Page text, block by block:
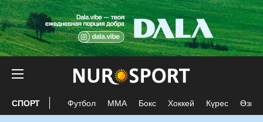
СПОРТ Футбол ММА Бокс Хоккей Күрес Өзге